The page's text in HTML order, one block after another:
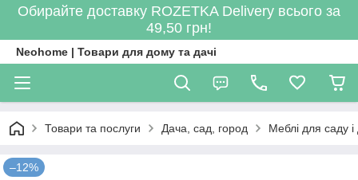
Обирайте доставку ROZETKA Delivery всього за
49,50 грн!
Neohome | Товари для дому та дачі
Товари та послуги Дача, сад, город Меблі для саду і
–12%